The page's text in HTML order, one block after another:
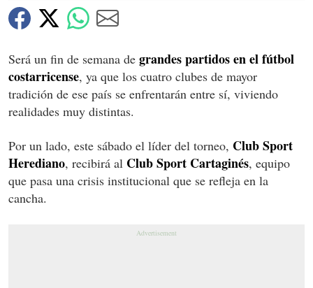
Será un fin de semana de grandes partidos en el fútbol
costarricense, ya que los cuatro clubes de mayor
tradición de ese país se enfrentarán entre sí, viviendo
realidades muy distintas.
Por un lado, este sábado el líder del torneo, Club Sport
Herediano, recibirá al Club Sport Cartaginés, equipo
que pasa una crisis institucional que se refleja en la
cancha.